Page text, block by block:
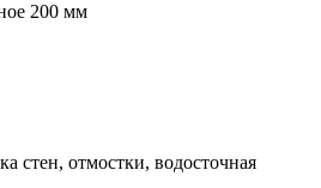
200 мм
стен, отмостки, водосточная